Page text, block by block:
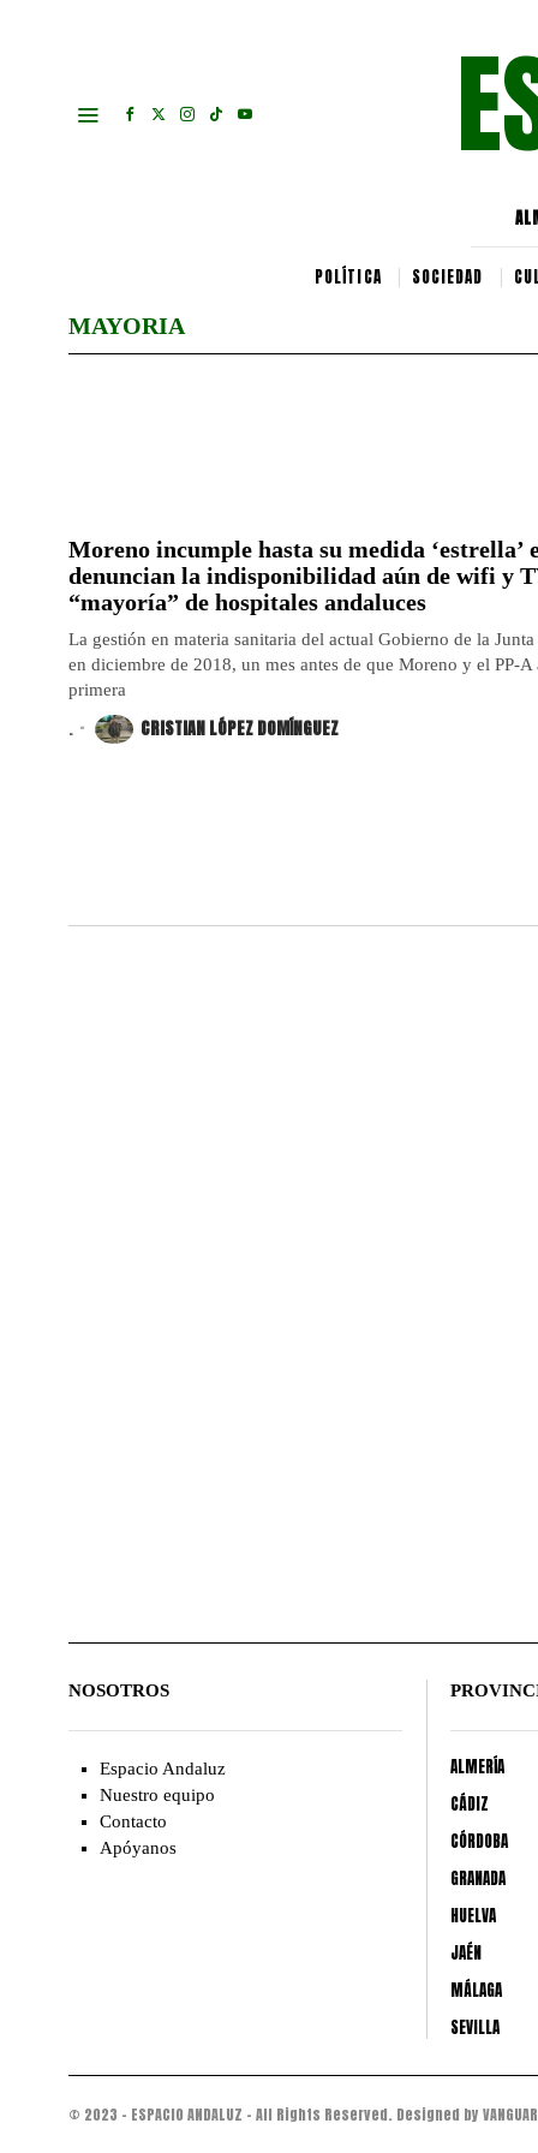
POLÍTICA SOCIEDAD
MAYORIA
Moreno incumple hasta su medida ‘estrella’
denuncian la indisponibilidad aún de wifi y
“mayoría” de hospitales andaluces
La gestión en materia sanitaria del actual Gobierno de la
en diciembre de 2018, un mes antes de que Moreno y el PP-A
primera
. CRISTIAN LÓPEZ DOMÍNGUEZ
NOSOTROS
Espacio Andaluz
Nuestro equipo
Contacto
Apóyanos
ALMERÍA
CÁDIZ
CÓRDOBA
GRANADA
HUELVA
JAÉN
MÁLAGA
SEVILLA
© 2023 - ESPACIO ANDALUZ - All Rights Reserved. Designed by